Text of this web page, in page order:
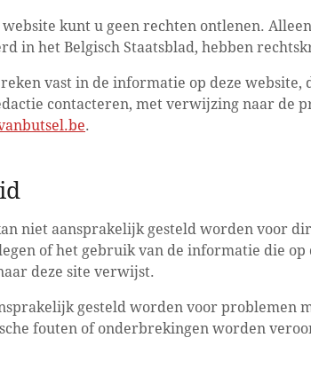
kunt u geen rechten ontlenen.
in het Belgisch Staatsblad, hebben
vast in de informatie op deze
contacteren, met verwijzing naar de
.
niet aansprakelijk gesteld worden voor
of het gebruik van de informatie die op
deze site verwijst.
gesteld worden voor problemen
fouten of onderbrekingen worden